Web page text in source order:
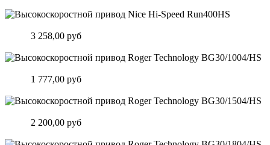
3 258,00 руб
1 777,00 руб
2 200,00 руб